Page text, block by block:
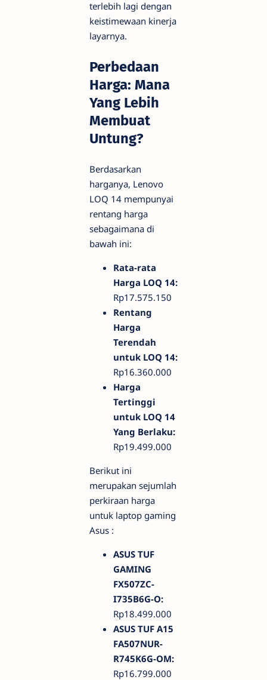
terlebih lagi dengan
keistimewaan kinerja
layarnya.
Perbedaan
Harga: Mana
Yang Lebih
Membuat
Untung?
Berdasarkan
harganya, Lenovo
LOQ 14 mempunyai
rentang harga
sebagaimana di
bawah ini:
Rata-rata
Harga LOQ 14:
Rp17.575.150
Rentang
Harga
Terendah
untuk LOQ 14:
Rp16.360.000
Harga
Tertinggi
untuk LOQ 14
Yang Berlaku:
Rp19.499.000
Berikut ini
merupakan sejumlah
perkiraan harga
untuk laptop gaming
Asus :
ASUS TUF
GAMING
FX507ZC-
I735B6G-O:
Rp18.499.000
ASUS TUF A15
FA507NUR-
R745K6G-OM:
Rp16.799.000